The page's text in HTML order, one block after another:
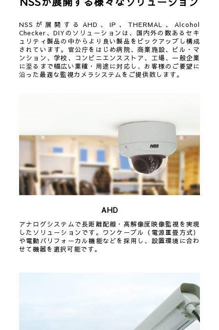
NSSが展開するAHD、IP、THERMAL、Alcohol
Checker、DIYのソリューションは、国内外の数あるセキ
ュリティ製品の中からより良い製品をピックアップし構成
されています。官公庁をはじめ病院、商業施設、ビル・マ
ンション、学校、コンビニエンスストア、工場、一般企業
に至るまで幅広い業種・用途に対応し、お客様のご要望に
沿った最適な監視カメラシステムをご提供致します。
AHD
アナログシステムで長距離配線・高解像度映像監視を実現
したソリューションです。ワンケーブル（電源重畳方式）
や電動バリフォーカル機能などを採用し、設置環境に合わ
せて機器を選択可能です。